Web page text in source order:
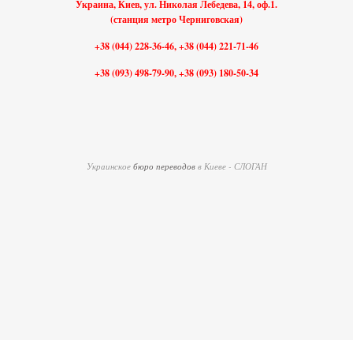
Украина, Киев, ул. Николая Лебедева, 14, оф.1.
(станция метро Черниговская)
+38 (044)228-36-46, +38 (044)221-71-46
+38 (093)498-79-90, +38 (093) 180-50-34
Украинское бюро переводовв Киеве - СЛОГАН